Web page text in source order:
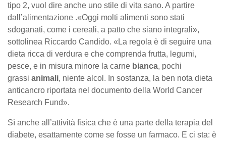
tipo 2, vuol dire anche uno stile di vita sano. A partire
dall’alimentazione .«Oggi molti alimenti sono stati
sdoganati, come i cereali, a patto che siano integrali»,
sottolinea Riccardo Candido. «La regola è di seguire una
dieta ricca di verdura e che comprenda frutta, legumi,
pesce, e in misura minore la carne bianca, pochi
grassi animali, niente alcol. In sostanza, la ben nota dieta
anticancro riportata nel documento della World Cancer
Research Fund».
Sì anche all’attività fisica che è una parte della terapia del
diabete, esattamente come se fosse un farmaco. E ci sta: è